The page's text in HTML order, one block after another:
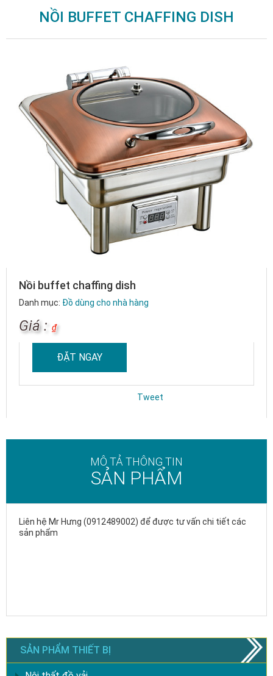
NỒI BUFFET CHAFFING DISH
Nồi buffet chaffing dish
Danh mục: Đồ dùng cho nhà hàng
Giá : ₫
ĐẶT NGAY
Tweet
MÔ TẢ THÔNG TIN
SẢN PHẨM
Liên hệ Mr Hưng (0912489002) để được tư vấn chi tiết các
sản phẩm
SẢN PHẨM THIẾT BỊ